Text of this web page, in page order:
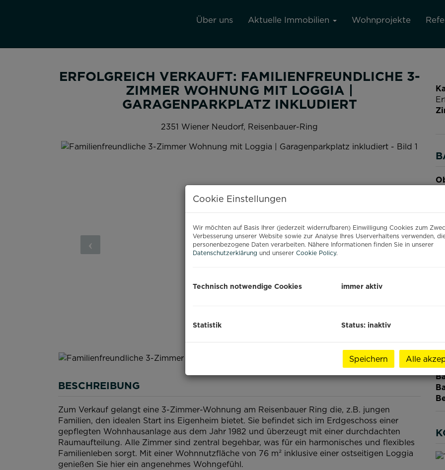
Über uns Aktuelle Immobilien Wohnprojekte
ERFOLGREICH VERKAUFT: FAMILIENFREUNDLICHE 3-
ZIMMER WOHNUNG MIT LOGGIA |
GARAGENPARKPLATZ INKLUDIERT
2351 Wiener Neudorf, Reisenbauer-Ring
BESCHREIBUNG
Zum Verkauf gelangt eine 3-Zimmer-Wohnung am Reisenbauer Ring die, z.B. jungen
Familien, den idealen Start ins Eigenheim bietet. Sie befindet sich im Erdgeschoss einer
gepflegten Wohnhausanlage aus dem Jahr 1982 und überzeugt mit einer durchdachten
Raumaufteilung. Alle Zimmer sind zentral begehbar, was für ein harmonisches und flexibles
Familienleben sorgt. Mit einer Wohnnutzfläche von 76 m² inklusive einer ostseitigen Loggia
genießen Sie hier ein angenehmes Wohngefühl.
Cookie Einstellungen
Wir möchten auf Basis Ihrer (jederzeit widerrufbaren) Einwilligung Cookies zum
Verbesserung unserer Website sowie zur Analyse Ihres Userverhaltens verwenden,
personenbezogene Daten verarbeiten. Nähere Informationen finden Sie in unserer
Datenschutzerklärung und unserer Cookie Policy.
Technisch notwendige Cookies immer aktiv
Statistik Status: inaktiv
Speichern Alle